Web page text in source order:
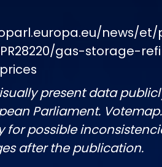
news/
gas-storage-
present data
Parliament.
for possible
after the publication.